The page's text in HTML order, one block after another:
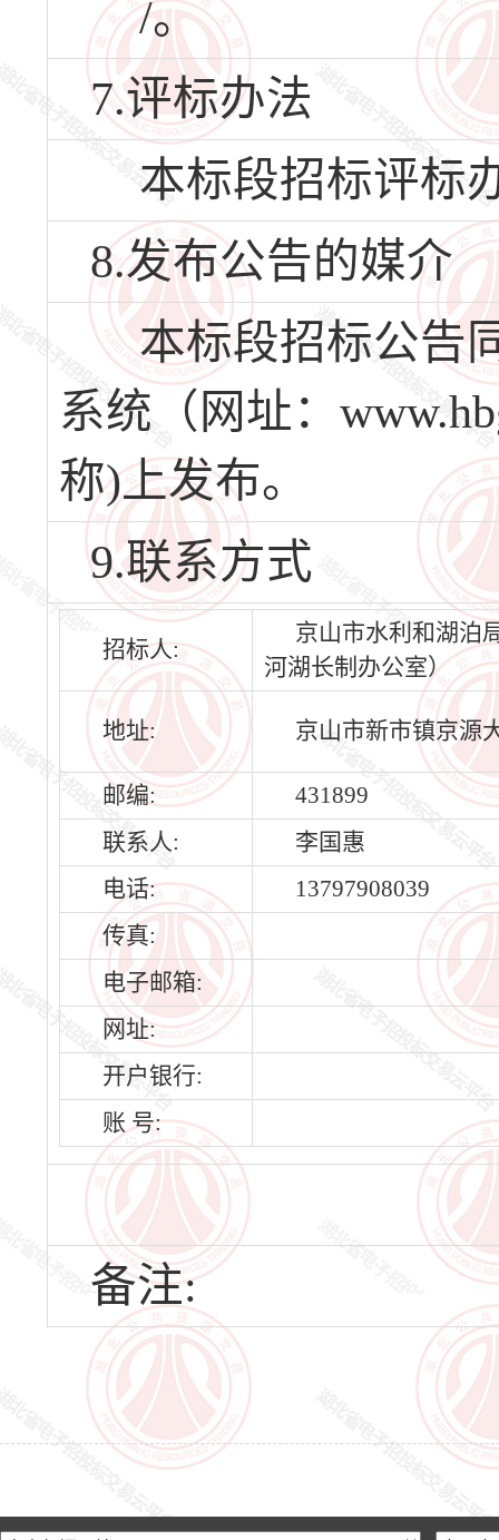
/。
7.评标办法
本标段招标评标
8.发布公告的媒介
本标段招标公告
系统（网址：
称)上发布。
9.联系方式
招标人:
京山市水利和湖泊
河湖长制办公室）
地址: 京山市新市镇京源
邮编:
431899
联系人:
李国惠
电话:
13797908039
传真:
电子邮箱:
网址:
开户银行:
账 号:
备注: